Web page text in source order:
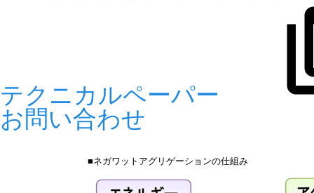
テクニカルペーパー
お問い合わせ
■ネガワットアグリゲーションの仕組み